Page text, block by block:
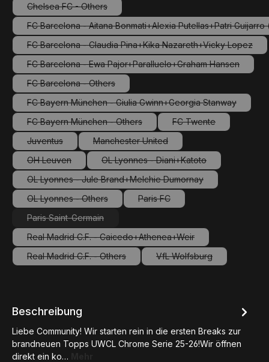
Chelsea FC - Others
(Diese Option ist zurzeit nicht verfügbar.)
FC Barcelona - Aitana Bonmati+Alexia Putellas+Patri
(Diese Option ist
FC Barcelona - Claudia Pina+Kika Nazareth+Vicky Lopez
(Diese Option ist zurzeit nicht
FC Barcelona - Ewa Pajor+Paralluelo+Graham Hansen
(Diese Option ist zurzeit nicht
FC Barcelona - Others
(Diese Option ist zurzeit nicht verfügbar.)
FC Bayern München - Giulia Gwinn+Georgia Stanway
(Diese Option ist zurzeit nicht
FC Bayern München - Others
(Diese Option ist zurzeit nicht verfügbar.)
FC Twente
(Diese Option ist
Juventus
(Diese Option ist zurzeit nicht verfügbar.)
Manchester United
(Diese Option ist zurzeit nicht
OH Leuven
(Diese Option ist zurzeit nicht verfügbar.)
OL Lyonnes - Diani+Katoto
(Diese Option ist zurzeit nicht
OL Lyonnes - Jule Brand+Melchie Dumornay
(Diese Option ist zurzeit nicht verfügbar.)
OL Lyonnes - Others
(Diese Option ist zurzeit nicht verfügbar.)
Paris FC
(Diese Option ist zurzeit nicht
Paris Saint-Germain
Real Madrid C.F. - Caicedo+Athenea+Weir
(Diese Option ist zurzeit nicht verfügbar.)
Real Madrid C.F. - Others
(Diese Option ist zurzeit nicht verfügbar.)
VfL Wolfsburg
(Diese Option ist
Beschreibung
Liebe Community! Wir starten rein in die ersten Breaks zur
brandneuen Topps UWCL Chrome Serie 25-26!Wir öffnen
direkt ein ko…